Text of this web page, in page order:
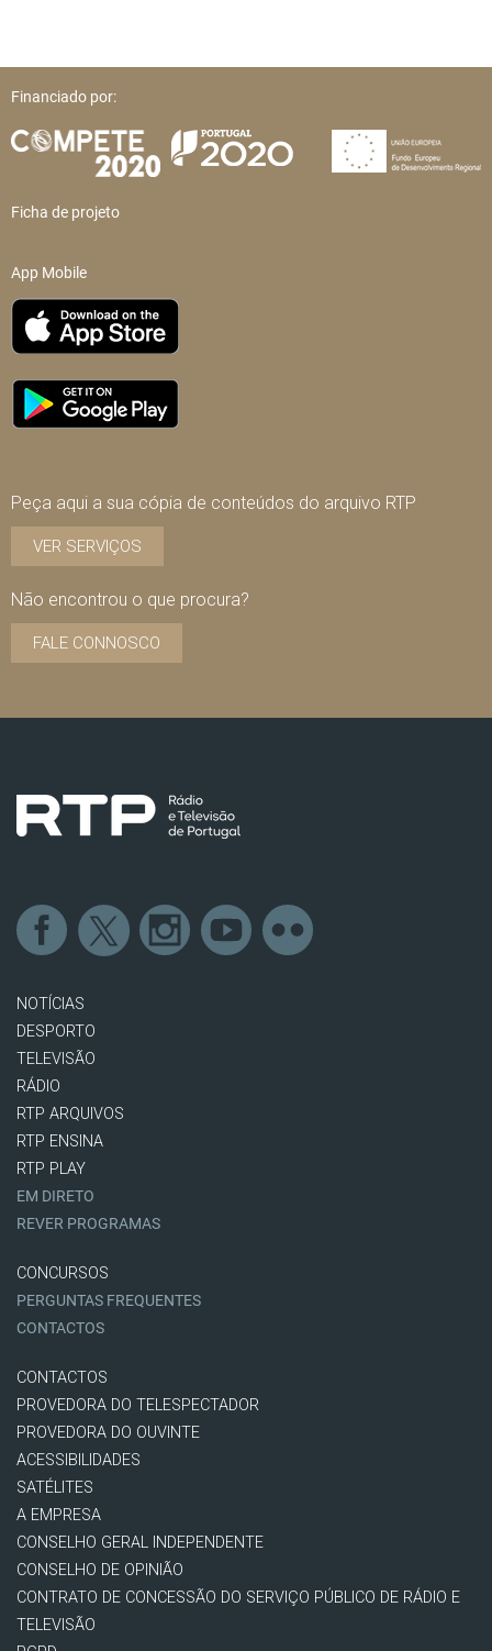
Financiado por:
Ficha de projeto
App Mobile
Peça aqui a sua cópia de conteúdos do arquivo RTP
VER SERVIÇOS
Não encontrou o que procura?
FALE CONNOSCO
NOTÍCIAS
DESPORTO
TELEVISÃO
RÁDIO
RTP ARQUIVOS
RTP ENSINA
RTP PLAY
EM DIRETO
REVER PROGRAMAS
CONCURSOS
PERGUNTAS FREQUENTES
CONTACTOS
CONTACTOS
PROVEDORA DO TELESPECTADOR
PROVEDORA DO OUVINTE
ACESSIBILIDADES
SATÉLITES
A EMPRESA
CONSELHO GERAL INDEPENDENTE
CONSELHO DE OPINIÃO
CONTRATO DE CONCESSÃO DO SERVIÇO PÚBLICO DE RÁDIO E
TELEVISÃO